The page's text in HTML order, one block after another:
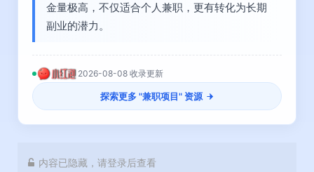
金量极高，不仅适合个人兼职，更有转化为长期
副业的潜力。
2026-08-08 收录更新
探索更多 "兼职项目" 资源
内容已隐藏，请登录后查看